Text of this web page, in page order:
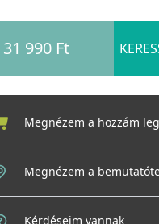
31 990 Ft
Megnézem a hozzám
Megnézem a
Kérdéseim vannak